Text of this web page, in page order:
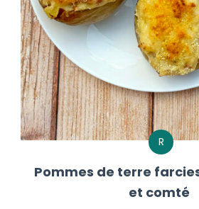
R
Pommes de terre
et comté